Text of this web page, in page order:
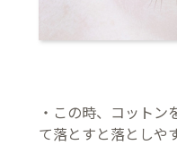
・この時、コットン
て落とすと落としや